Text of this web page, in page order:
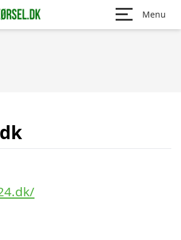
Menu